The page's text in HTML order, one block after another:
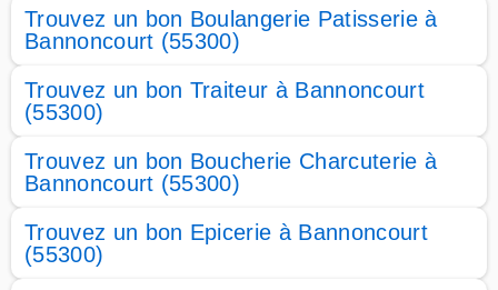
Trouvez un bon Boulangerie Patisserie à
Bannoncourt (55300)
Trouvez un bon Traiteur à Bannoncourt
(55300)
Trouvez un bon Boucherie Charcuterie à
Bannoncourt (55300)
Trouvez un bon Epicerie à Bannoncourt
(55300)